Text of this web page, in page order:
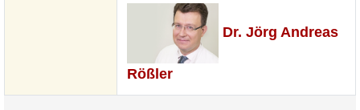
Dr. Jörg Andreas
Rößler